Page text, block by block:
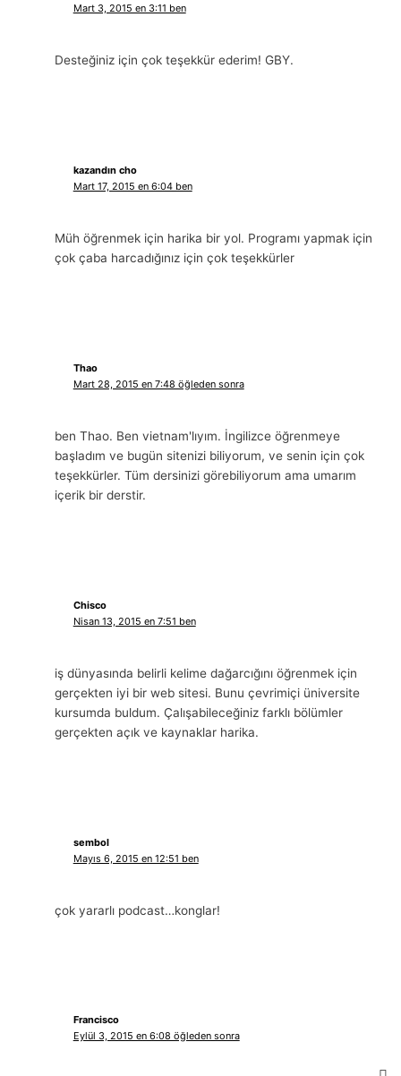
Mart 3, 2015 en 3:11 ben
Desteğiniz için çok teşekkür ederim! GBY.
kazandın cho
Mart 17, 2015 en 6:04 ben
Müh öğrenmek için harika bir yol. Programı yapmak için
çok çaba harcadığınız için çok teşekkürler
Thao
Mart 28, 2015 en 7:48 öğleden sonra
ben Thao. Ben vietnam'lıyım. İngilizce öğrenmeye
başladım ve bugün sitenizi biliyorum, ve senin için çok
teşekkürler. Tüm dersinizi görebiliyorum ama umarım
içerik bir derstir.
Chisco
Nisan 13, 2015 en 7:51 ben
iş dünyasında belirli kelime dağarcığını öğrenmek için
gerçekten iyi bir web sitesi. Bunu çevrimiçi üniversite
kursumda buldum. Çalışabileceğiniz farklı bölümler
gerçekten açık ve kaynaklar harika.
sembol
Mayıs 6, 2015 en 12:51 ben
çok yararlı podcast…konglar!
Francisco
Eylül 3, 2015 en 6:08 öğleden sonra